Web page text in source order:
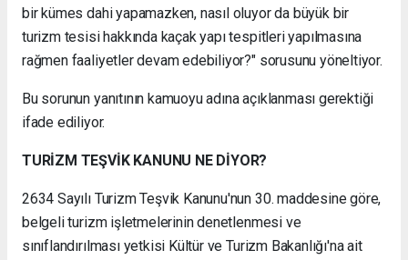
bir kümes dahi yapamazken, nasıl oluyor da büyük bir
turizm tesisi hakkında kaçak yapı tespitleri yapılmasına
rağmen faaliyetler devam edebiliyor?" sorusunu yöneltiyor.
Bu sorunun yanıtının kamuoyu adına açıklanması gerektiği
ifade ediliyor.
TURİZM TEŞVİK KANUNU NE DİYOR?
2634 Sayılı Turizm Teşvik Kanunu'nun 30. maddesine göre,
belgeli turizm işletmelerinin denetlenmesi ve
sınıflandırılması yetkisi Kültür ve Turizm Bakanlığı'na ait